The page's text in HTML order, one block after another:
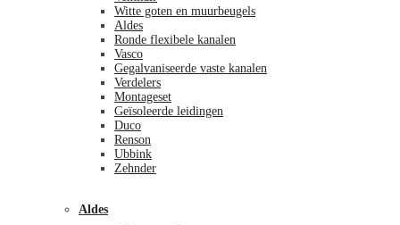
Witte goten en muurbeugels
Aldes
Ronde flexibele kanalen
Vasco
Gegalvaniseerde vaste kanalen
Verdelers
Montageset
Geïsoleerde leidingen
Duco
Renson
Ubbink
Zehnder
Aldes